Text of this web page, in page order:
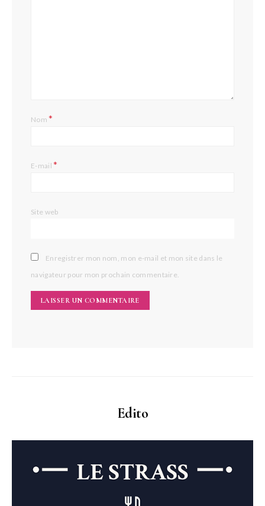
Nom*
E-mail*
Site web
Enregistrer mon nom, mon e-mail et mon site dans le
navigateur pour mon prochain commentaire.
Edito